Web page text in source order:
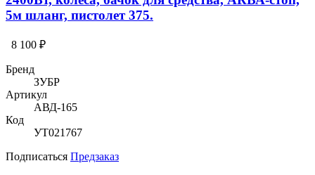
5м шланг, пистолет 375.
8 100 ₽
Бренд
ЗУБР
Артикул
АВД-165
Код
УТ021767
Подписаться Предзаказ